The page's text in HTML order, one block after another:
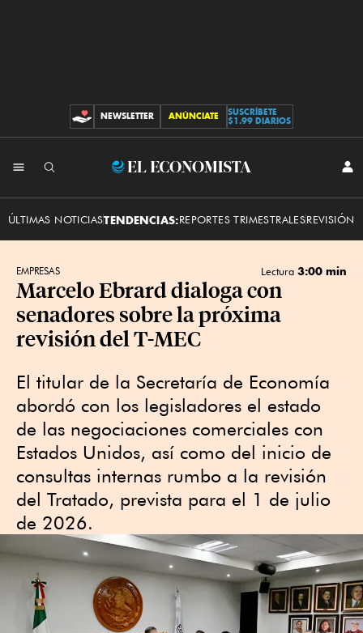
CONTRIBUCIONES
NEWSLETTER ANÚNCIATE
SUSCRÍBETE
$1.99 DIARIOS
El
ÚLTIMAS NOTICIASTENDENCIAS:REPORTES TRIMESTRALESREVISIÓN
EMPRESAS Lectura 3:00 min
Marcelo Ebrard dialoga con
senadores sobre la próxima
revisión del T-MEC
El titular de la Secretaría de Economía
abordó con los legisladores el estado
de las negociaciones comerciales con
Estados Unidos, así como del inicio de
consultas internas rumbo a la revisión
del Tratado, prevista para el 1 de julio
de 2026.